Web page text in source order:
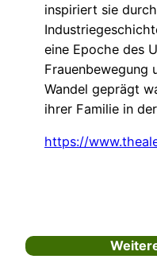
inspiriert sie
eine Epoche des
Frauenbewegung
Wandel geprägt
ihrer Familie in
https://